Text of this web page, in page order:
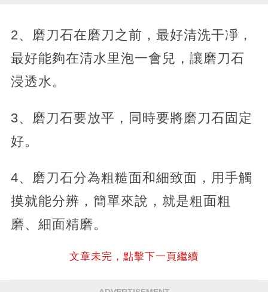
2、磨刀石在磨刀之前，最好清洗干凈，
最好能夠在清水里泡一會兒，讓磨刀石
浸透水。
3、磨刀石要放平，同時要將磨刀石固定
好。
4、磨刀石分為粗糙面和細致面，用手觸
摸就能分辨，簡單來說，就是粗面粗
磨、細面精磨。
文章未完，點擊下一頁繼續